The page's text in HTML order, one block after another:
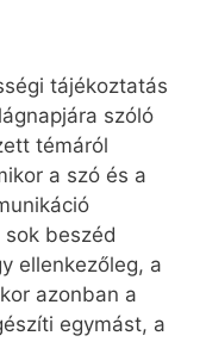
tájékoztatás
szóló
témáról
a szó és a
beszéd
ellenkezőleg, a
azonban a
egymást, a